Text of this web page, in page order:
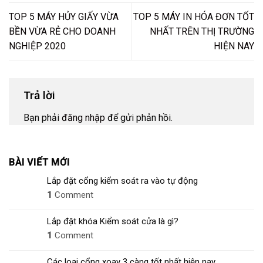
TOP 5 MÁY HỦY GIẤY VỪA
BỀN VỪA RẺ CHO DOANH
NGHIỆP 2020
TOP 5 MÁY IN HÓA ĐƠN TỐT
NHẤT TRÊN THỊ TRƯỜNG
HIỆN NAY
Trả lời
Bạn phải đăng nhập để gửi phản hồi.
BÀI VIẾT MỚI
Lắp đặt cổng kiểm soát ra vào tự động
1 Comment
Lắp đặt khóa Kiểm soát cửa là gì?
1 Comment